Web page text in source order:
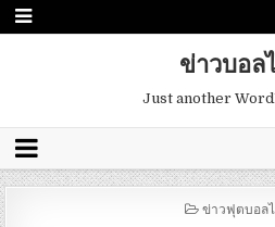
ข่าวบอล
Just another
POSTED
ข่าวฟุตบอล